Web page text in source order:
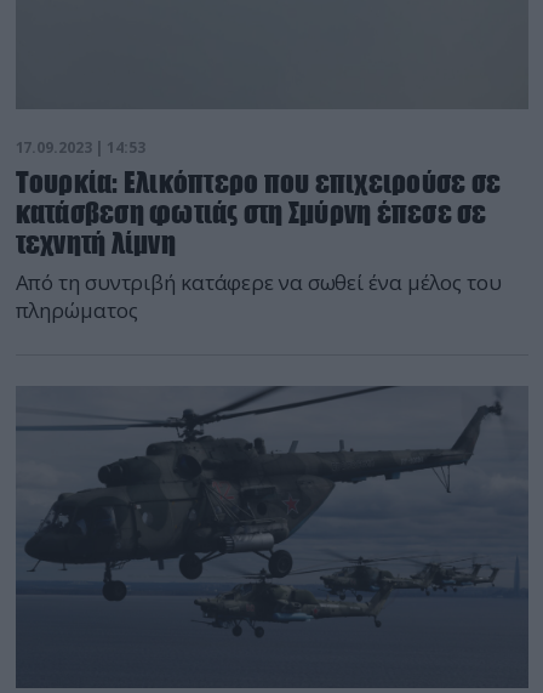
17.09.2023 | 14:53
Τουρκία: Ελικόπτερο που επιχειρούσε σε
κατάσβεση φωτιάς στη Σμύρνη έπεσε σε
τεχνητή λίμνη
Από τη συντριβή κατάφερε να σωθεί ένα μέλος του
πληρώματος